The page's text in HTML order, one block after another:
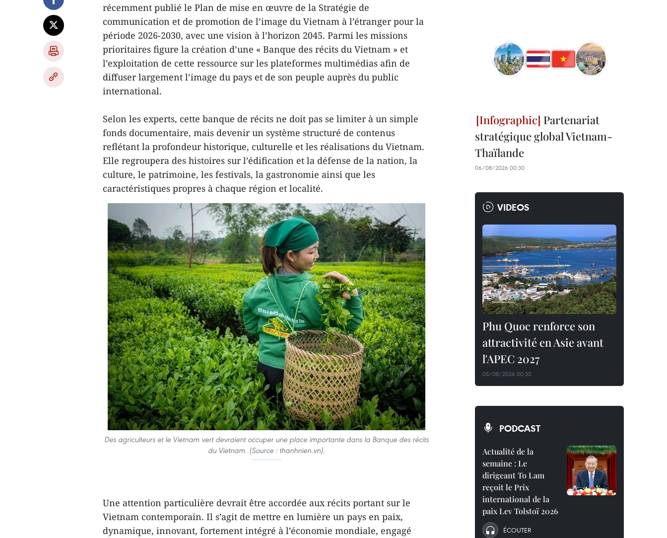
récemment publié le Plan de mise en œuvre de la Stratégie de
communication et de promotion de l’image du Vietnam à l’étranger pour la
période 2026-2030, avec une vision à l’horizon 2045. Parmi les missions
prioritaires figure la création d’une « Banque des récits du Vietnam » et
l’exploitation de cette ressource sur les plateformes multimédias afin de
diffuser largement l’image du pays et de son peuple auprès du public
international.
Selon les experts, cette banque de récits ne doit pas se limiter à un simple
fonds documentaire, mais devenir un système structuré de contenus
reflétant la profondeur historique, culturelle et les réalisations du Vietnam.
Elle regroupera des histoires sur l’édification et la défense de la nation, la
culture, le patrimoine, les festivals, la gastronomie ainsi que les
caractéristiques propres à chaque région et localité.
Des agriculteurs et le Vietnam vert devraient occuper une place importante dans la Banque des récits
du Vietnam. (Source : thanhnien.vn).
Une attention particulière devrait être accordée aux récits portant sur le
Vietnam contemporain. Il s’agit de mettre en lumière un pays en paix,
dynamique, innovant, fortement intégré à l’économie mondiale, engagé
Partenariat
stratégique global Vietnam-
Thaïlande
06/08/2026 00:30
VIDEOS
Phu Quoc renforce son
attractivité en Asie avant
l'APEC 2027
05/08/2026 00:30
PODCAST
Actualité de la
semaine : Le
dirigeant To Lam
reçoit le Prix
international de la
paix Lev Tolstoï 2026
ÉCOUTER